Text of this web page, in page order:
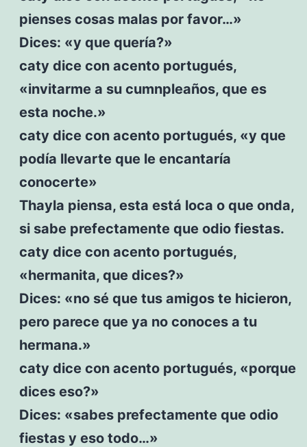
pienses cosas malas por favor…»
Dices: «y que quería?»
caty dice con acento portugués,
«invitarme a su cumnpleaños, que es
esta noche.»
caty dice con acento portugués, «y que
podía llevarte que le encantaría
conocerte»
Thayla piensa, esta está loca o que onda,
si sabe prefectamente que odio fiestas.
caty dice con acento portugués,
«hermanita, que dices?»
Dices: «no sé que tus amigos te hicieron,
pero parece que ya no conoces a tu
hermana.»
caty dice con acento portugués, «porque
dices eso?»
Dices: «sabes prefectamente que odio
fiestas y eso todo…»